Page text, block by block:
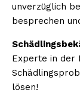
unverzüglich
besprechen
Experte in der
lösen!